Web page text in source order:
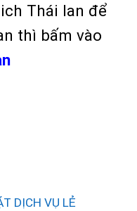
Thái lan để
thì bấm vào
DỊCH VỤ LẺ